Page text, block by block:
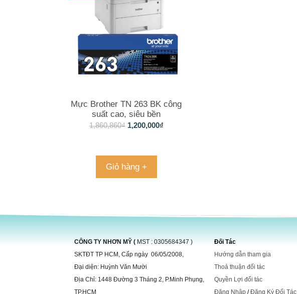
Mực Brother TN 263 BK công
suất cao, siêu bền
1,860,860₫ 1,200,000₫
Giỏ hàng +
CÔNG TY NHƠN MỸ ( MST : 0305684347 )
SKTĐT TP HCM, Cấp ngày 06/05/2008,
Đại diện: Huỳnh Văn Mười
Địa Chỉ: 1448 Đường 3 Tháng 2, P.Minh Phụng,
TP.HCM
Đối Tác
Hướng dẫn tham gia
Thoả thuận đối tác
Quyền Lợi đối tác
Đăng Nhập /Đăng Ký Đối Tác